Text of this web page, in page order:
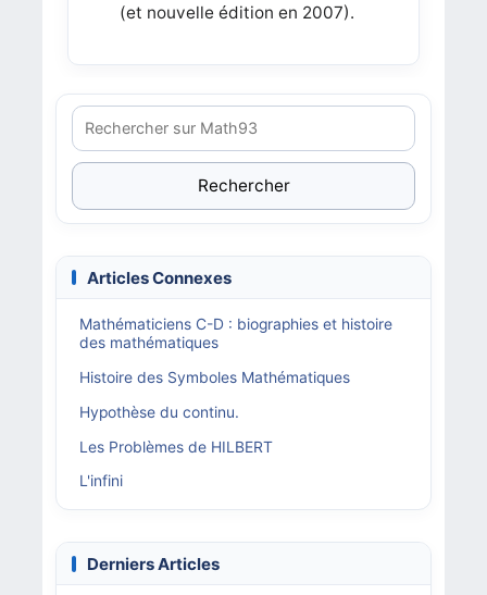
(et nouvelle édition en 2007).
Rechercher
Articles Connexes
Mathématiciens C-D : biographies et histoire
des mathématiques
Histoire des Symboles Mathématiques
Hypothèse du continu.
Les Problèmes de HILBERT
L'infini
Derniers Articles